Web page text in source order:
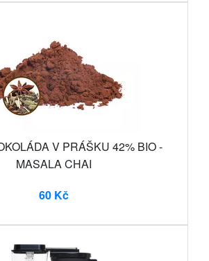
V PRÁŠKU 42% BIO -
MASALA CHAI
60 Kč